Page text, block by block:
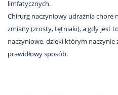
Galeria
Kontakt
limfatycznych.
Chirurg naczyniowy udrażnia chore
zmiany (zrosty, tętniaki), a gdy jest
naczyniowe, dzięki którym
prawidłowy sposób.